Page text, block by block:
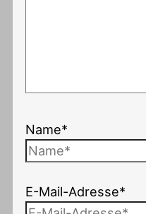
Name*
E-Mail-Adresse*